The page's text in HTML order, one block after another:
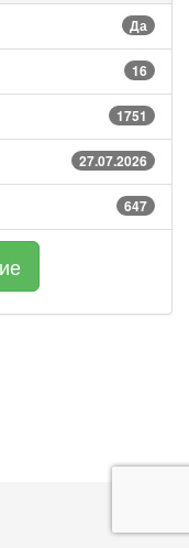
Да
16
1751
27.07.2026
647